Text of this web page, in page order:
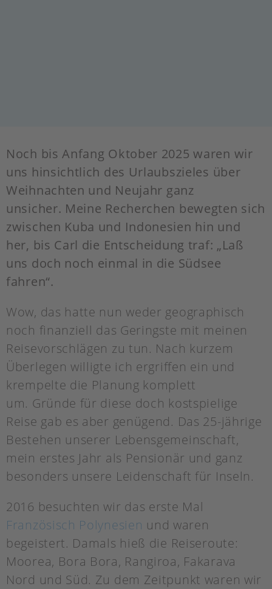
Noch bis Anfang Oktober 2025 waren wir
uns hinsichtlich des Urlaubszieles über
Weihnachten und Neujahr ganz
unsicher. Meine Recherchen bewegten sich
zwischen Kuba und Indonesien hin und
her, bis Carl die Entscheidung traf: „Laß
uns doch noch einmal in die Südsee
fahren“.
Wow, das hatte nun weder geographisch
noch finanziell das Geringste mit meinen
Reisevorschlägen zu tun. Nach kurzem
Überlegen willigte ich ergriffen ein und
krempelte die Planung komplett
um. Gründe für diese doch kostspielige
Reise gab es aber genügend. Das 25-jährige
Bestehen unserer Lebensgemeinschaft,
mein erstes Jahr als Pensionär und ganz
besonders unsere Leidenschaft für Inseln.
2016 besuchten wir das erste Mal
Französisch Polynesien und waren
begeistert. Damals hieß die Reiseroute:
Moorea, Bora Bora, Rangiroa, Fakarava
Nord und Süd. Zu dem Zeitpunkt waren wir